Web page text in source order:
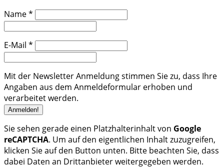
Name*
E-Mail *
Mit der Newsletter Anmeldung stimmen Sie zu, dass Ihre
Angaben aus dem Anmeldeformular erhoben und
verarbeitet werden.
Sie sehen gerade einen Platzhalterinhalt von Google
reCAPTCHA. Um auf den eigentlichen Inhalt zuzugreifen,
klicken Sie auf den Button unten. Bitte beachten Sie, dass
dabei Daten an Drittanbieter weitergegeben werden.